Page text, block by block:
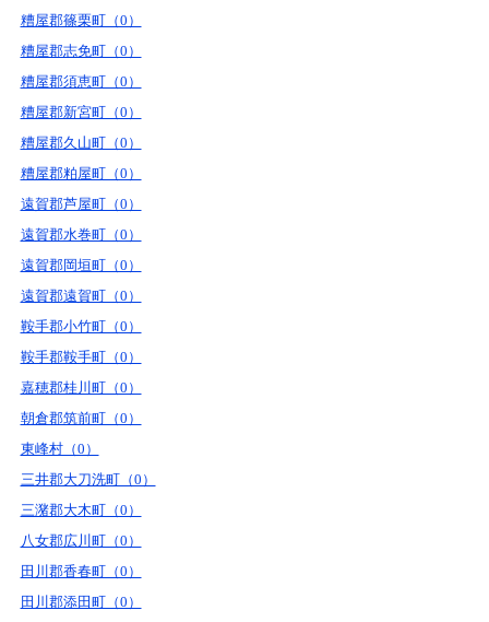
糟屋郡篠栗町（0）
糟屋郡志免町（0）
糟屋郡須恵町（0）
糟屋郡新宮町（0）
糟屋郡久山町（0）
糟屋郡粕屋町（0）
遠賀郡芦屋町（0）
遠賀郡水巻町（0）
遠賀郡岡垣町（0）
遠賀郡遠賀町（0）
鞍手郡小竹町（0）
鞍手郡鞍手町（0）
嘉穂郡桂川町（0）
朝倉郡筑前町（0）
東峰村（0）
三井郡大刀洗町（0）
三潴郡大木町（0）
八女郡広川町（0）
田川郡香春町（0）
田川郡添田町（0）